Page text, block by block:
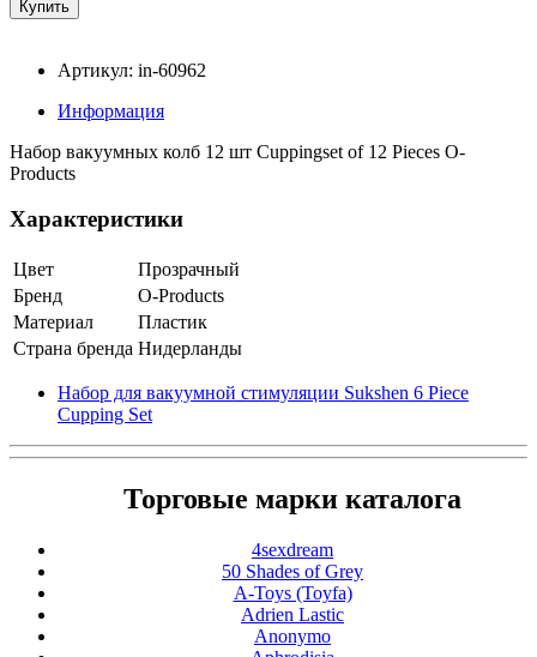
Артикул: in-60962
Информация
Набор вакуумных колб 12 шт Cuppingset of 12 Pieces O-
Products
Характеристики
Цвет
Прозрачный
Бренд
O-Products
Материал
Пластик
Страна бренда Нидерланды
Набор для вакуумной стимуляции Sukshen 6 Piece
Cupping Set
Торговые марки каталога
4sexdream
50 Shades of Grey
A-Toys (Toyfa)
Adrien Lastic
Anonymo